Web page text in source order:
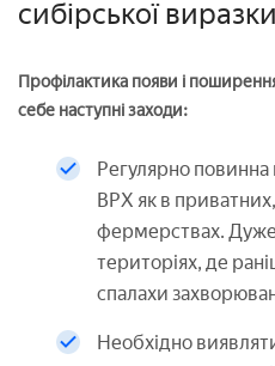
сибірської
Профілактика появи і
себе наступні заходи:
Регулярно
ВРХ як в
фермерствах. Дуже
територіях, де
спалахи
Необхідно